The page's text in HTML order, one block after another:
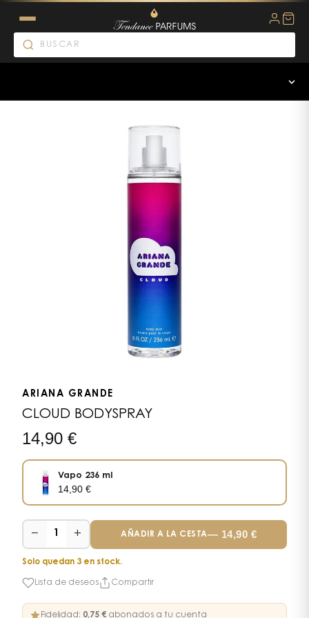
ARIANA GRANDE
CLOUD BODYSPRAY
14,90 €
Vapo 236 ml
14,90€
− 1 + AÑADIR A LA CESTA— 14,90 €
Solo quedan 3 en stock.
Lista de deseos Compartir
Fidelidad: 0,75 € abonados a tu cuenta